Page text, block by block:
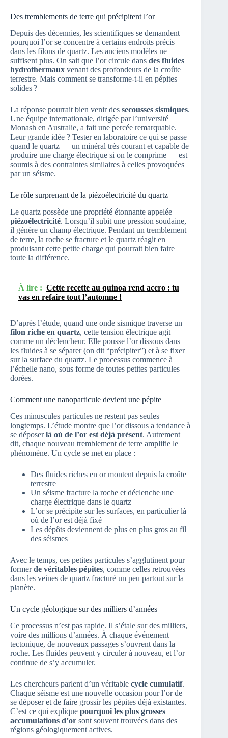
Des tremblements de terre qui précipitent l’or
Depuis des décennies, les scientifiques se demandent
pourquoi l’or se concentre à certains endroits précis
dans les filons de quartz. Les anciens modèles ne
suffisent plus. On sait que l’or circule dans des fluides
hydrothermaux venant des profondeurs de la croûte
terrestre. Mais comment se transforme-t-il en pépites
solides ?
La réponse pourrait bien venir des secousses sismiques.
Une équipe internationale, dirigée par l’université
Monash en Australie, a fait une percée remarquable.
Leur grande idée ? Tester en laboratoire ce qui se passe
quand le quartz — un minéral très courant et capable de
produire une charge électrique si on le comprime — est
soumis à des contraintes similaires à celles provoquées
par un séisme.
Le rôle surprenant de la piézoélectricité du quartz
Le quartz possède une propriété étonnante appelée
piézoélectricité. Lorsqu’il subit une pression soudaine,
il génère un champ électrique. Pendant un tremblement
de terre, la roche se fracture et le quartz réagit en
produisant cette petite charge qui pourrait bien faire
toute la différence.
À lire : Cette recette au quinoa rend accro : tu
vas en refaire tout l’automne !
D’après l’étude, quand une onde sismique traverse un
filon riche en quartz, cette tension électrique agit
comme un déclencheur. Elle pousse l’or dissous dans
les fluides à se séparer (on dit “précipiter”) et à se fixer
sur la surface du quartz. Le processus commence à
l’échelle nano, sous forme de toutes petites particules
dorées.
Comment une nanoparticule devient une pépite
Ces minuscules particules ne restent pas seules
longtemps. L’étude montre que l’or dissous a tendance à
se déposerlà où de l’or est déjà présent. Autrement
dit, chaque nouveau tremblement de terre amplifie le
phénomène. Un cycle se met en place :
Des fluides riches en or montent depuis la croûte
terrestre
Un séisme fracture la roche et déclenche une
charge électrique dans le quartz
L’or se précipite sur les surfaces, en particulier là
où de l’or est déjà fixé
Les dépôts deviennent de plus en plus gros au fil
des séismes
Avec le temps, ces petites particules s’agglutinent pour
formerde véritables pépites, comme celles retrouvées
dans les veines de quartz fracturé un peu partout sur la
planète.
Un cycle géologique sur des milliers d’années
Ce processus n’est pas rapide. Il s’étale sur des milliers,
voire des millions d’années. À chaque événement
tectonique, de nouveaux passages s’ouvrent dans la
roche. Les fluides peuvent y circuler à nouveau, et l’or
continue de s’y accumuler.
Les chercheurs parlent d’un véritable cycle cumulatif.
Chaque séisme est une nouvelle occasion pour l’or de
se déposer et de faire grossir les pépites déjà existantes.
C’est ce qui explique pourquoi les plus grosses
accumulations d’or sont souvent trouvées dans des
régions géologiquement actives.